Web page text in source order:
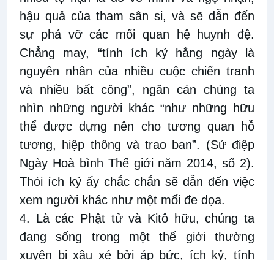
hậu quả của tham sân si, và sẽ dẫn đến
sự phá vỡ các mối quan hệ huynh đệ.
Chẳng may, “tính ích kỷ hằng ngày là
nguyên nhân của nhiều cuộc chiến tranh
và nhiều bất công”, ngăn cản chúng ta
nhìn những người khác “như những hữu
thể được dựng nên cho tương quan hỗ
tương, hiệp thông và trao ban”. (Sứ điệp
Ngày Hoà bình Thế giới năm 2014, số 2).
Thói ích kỷ ấy chắc chắn sẽ dẫn đến việc
xem người khác như một mối đe dọa.
4. Là các Phật tử và Kitô hữu, chúng ta
đang sống trong một thế giới thường
xuyên bị xâu xé bởi áp bức, ích kỷ, tính